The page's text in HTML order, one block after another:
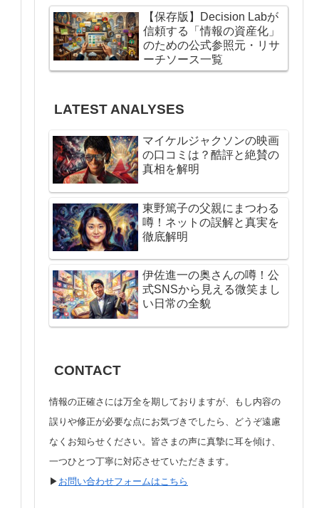
【保存版】Decision Labが
信頼する「情報の資産化」
のための公式参照元・リサ
ーチソース一覧
LATEST ANALYSES
マイケルジャクソンの映画
の口コミは？酷評と絶賛の
真相を解明
東野篤子の父親にまつわる
噂！ネットの誤解と真実を
徹底解明
伊佐進一の奥さんの噂！公
式SNSから見える微笑まし
い日常の全貌
CONTACT
情報の正確さには万全を期しておりますが、もし内容の
誤りや修正が必要な点にお気づきでしたら、どうぞ遠慮
なくお知らせください。皆さまの声に真摯に耳を傾け、
一つひとつ丁寧に対応させていただきます。
▶︎ お問い合わせフォームはこちら